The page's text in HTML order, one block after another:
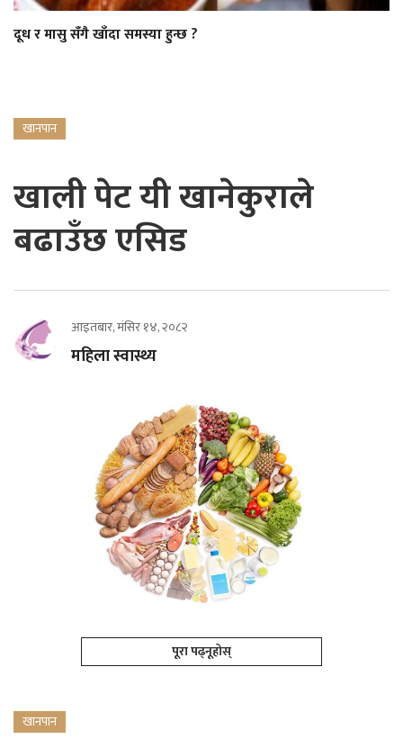
दूध र मासु सँगै खाँदा समस्या हुन्छ ?
खानपान
खाली पेट यी खानेकुराले
बढाउँछ एसिड
आइतबार, मंसिर १४, २०८२
महिला स्वास्थ्य
पूरा पढ्नूहोस्
खानपान